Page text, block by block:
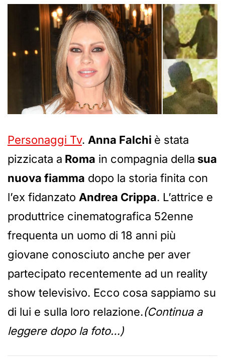
Personaggi Tv. Anna Falchi è stata
pizzicata a Roma in compagnia della sua
nuova fiamma dopo la storia finita con
l’ex fidanzato Andrea Crippa. L’attrice e
produttrice cinematografica 52enne
frequenta un uomo di 18 anni più
giovane conosciuto anche per aver
partecipato recentemente ad un reality
show televisivo. Ecco cosa sappiamo su
di lui e sulla loro relazione.(Continua a
leggere dopo la foto…)